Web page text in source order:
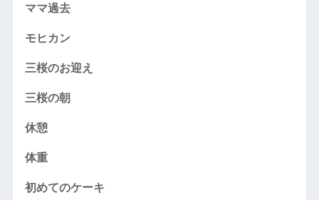
ママ過去
モヒカン
三桜のお迎え
三桜の朝
休憩
体重
初めてのケーキ